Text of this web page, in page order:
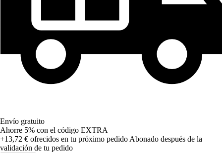
Envío gratuito
Ahorre 5% con el código EXTRA
+13,72 € ofrecidos en tu próximo pedido Abonado después de la
validación de tu pedido